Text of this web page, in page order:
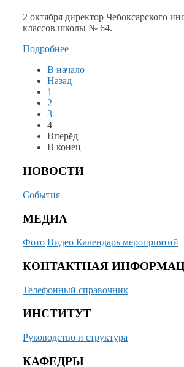
2 октября директор Чебоксарского
классов школы № 64.
Подробнее
В начало
Назад
1
2
3
4
Вперёд
В конец
НОВОСТИ
События
МЕДИА
Фото Видео Календарь мероприятий
КОНТАКТНАЯ
Телефонный справочник
ИНСТИТУТ
Руководство и структура
КАФЕДРЫ